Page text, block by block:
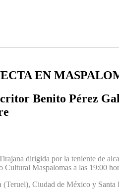
EN
Benito Pérez
dirigida por la teniente de
Cultural Maspalomas a las 19:00
Ciudad de México y